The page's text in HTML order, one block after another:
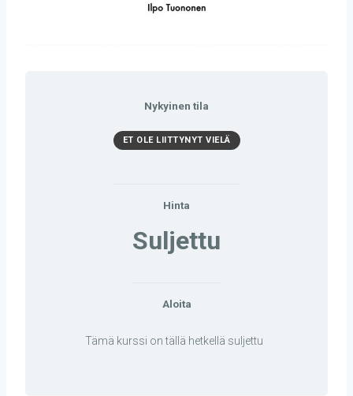
Nykyinen tila
ET OLE LIITTYNYT VIELÄ
Hinta
Suljettu
Aloita
Tämä kurssi on tällä hetkellä suljettu